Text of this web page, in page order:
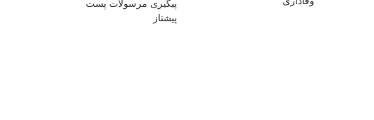
پیگیری مرسولات پست
پیشتاز